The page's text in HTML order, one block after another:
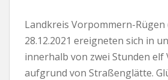
Landkreis Vorpommern-Rügen
28.12.2021 ereigneten sich in
innerhalb von zwei Stunden
aufgrund von Straßenglätte.